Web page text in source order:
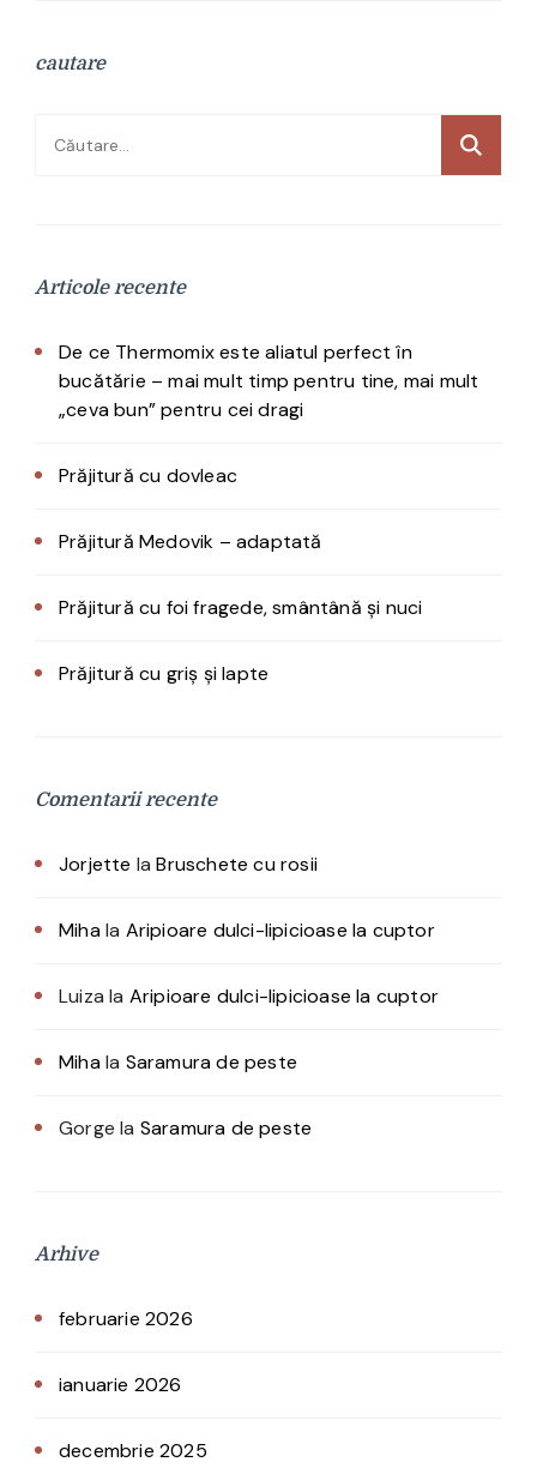
cautare
Caută
Articole recente
De ce Thermomix este aliatul perfect în
bucătărie – mai mult timp pentru tine, mai mult
„ceva bun” pentru cei dragi
Prăjitură cu dovleac
Prăjitură Medovik – adaptată
Prăjitură cu foi fragede, smântână și nuci
Prăjitură cu griș și lapte
Comentarii recente
Jorjette laBruschete cu rosii
Mihala Aripioare dulci-lipicioase la cuptor
Luiza la Aripioare dulci-lipicioase la cuptor
Mihala Saramura de peste
Gorge la Saramura de peste
Arhive
februarie 2026
ianuarie 2026
decembrie 2025